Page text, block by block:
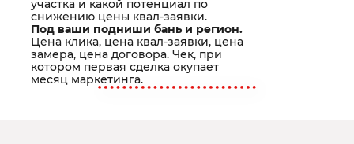
участка и какой потенциал по
снижению цены квал-заявки.
Под ваши подниши бань и регион.
Цена клика, цена квал-заявки, цена
замера, цена договора. Чек, при
котором первая сделка окупает
месяц маркетинга.